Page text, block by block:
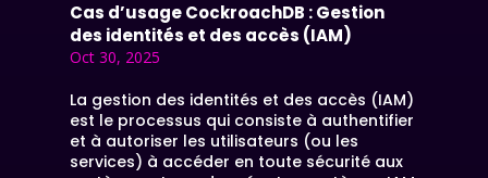
Cas d’usage CockroachDB : Gestion
des identités et des accès (IAM)
Oct 30, 2025
La gestion des identités et des accès (IAM)
est le processus qui consiste à authentifier
et à autoriser les utilisateurs (ou les
services) à accéder en toute sécurité aux